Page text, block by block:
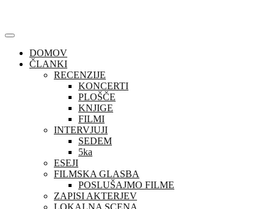
content
DOMOV
ČLANKI
RECENZIJE
KONCERTI
PLOŠČE
KNJIGE
FILMI
INTERVJUJI
SEDEM
5ka
ESEJI
FILMSKA GLASBA
POSLUŠAJMO FILME
ZAPISI AKTERJEV
LOKALNA SCENA